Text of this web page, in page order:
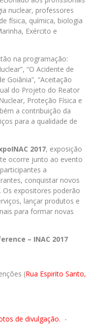
nuclear, professores
física, química, biologia
Exército e
na programação:
“O Acidente de
Goiânia”, “Aceitação
do Projeto do Reator
Proteção Física e
a contribuição da
para a qualidade de
2017, exposição
ocorre junto ao evento
a
conquistar novos
expositores poderão
lançar produtos e
para formar novas
– INAC 2017
(Rua Espirito Santo,
de divulgação. -